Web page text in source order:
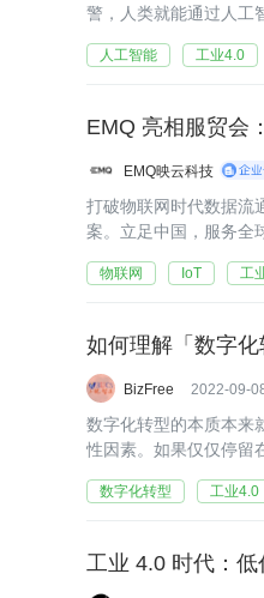
警，人类就能通过人工
人工智能 工业4.0
EMQ 亮相服贸会
EMQ映云科技
打破物联网时代数据流
案。立足中国，服务全
物联网 IoT 工
如何理解「数字
BizFree 2022-09-
数字化转型的本质本来
性因素。如果仅仅停留
数字化转型 工业4.0
工业 4.0 时代：